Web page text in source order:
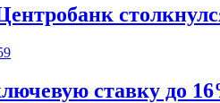
ставку до